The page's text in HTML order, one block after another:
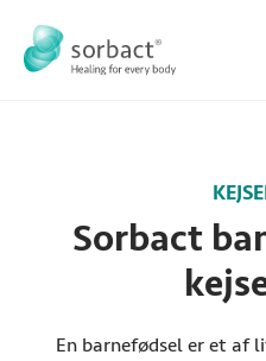
Sorbact
En barnefødsel er et af